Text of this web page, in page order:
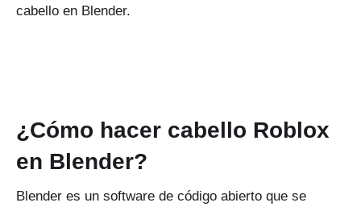
cabello en Blender.
¿Cómo hacer cabello Roblox
en Blender?
Blender es un software de código abierto que se